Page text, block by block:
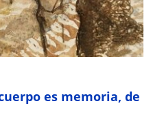
es memoria, de